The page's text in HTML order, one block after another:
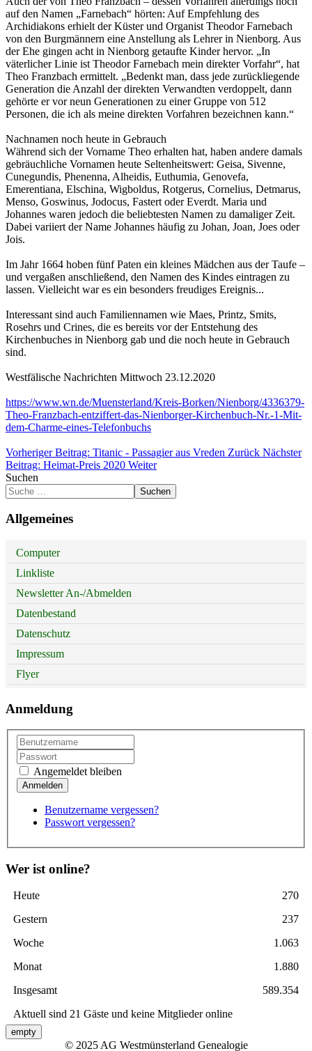
auf den Namen „Farnebach“ hörten: Auf Empfehlung des
Archidiakons erhielt der Küster und Organist Theodor Farnebach
von den Burgmännern eine Anstellung als Lehrer in Nienborg. Aus
der Ehe gingen acht in Nienborg getaufte Kinder hervor. „In
väterlicher Linie ist Theodor Farnebach mein direkter Vorfahr“, hat
Theo Franzbach ermittelt. „Bedenkt man, dass jede zurückliegende
Generation die Anzahl der direkten Verwandten verdoppelt, dann
gehörte er vor neun Generationen zu einer Gruppe von 512
Personen, die ich als meine direkten Vorfahren bezeichnen kann.“
Nachnamen noch heute in Gebrauch
Während sich der Vorname Theo erhalten hat, haben andere damals
gebräuchliche Vornamen heute Seltenheitswert: Geisa, Sivenne,
Cunegundis, Phenenna, Alheidis, Euthumia, Genovefa,
Emerentiana, Elschina, Wigboldus, Rotgerus, Cornelius, Detmarus,
Menso, Goswinus, Jodocus, Fastert oder Everdt. Maria und
Johannes waren jedoch die beliebtesten Namen zu damaliger Zeit.
Dabei variiert der Name Johannes häufig zu Johan, Joan, Joes oder
Jois.
Im Jahr 1664 hoben fünf Paten ein kleines Mädchen aus der Taufe –
und vergaßen anschließend, den Namen des Kindes eintragen zu
lassen. Vielleicht war es ein besonders freudiges Ereignis...
Interessant sind auch Familiennamen wie Maes, Printz, Smits,
Rosehrs und Crines, die es bereits vor der Entstehung des
Kirchenbuches in Nienborg gab und die noch heute in Gebrauch
sind.
Westfälische Nachrichten Mittwoch 23.12.2020
https://www.wn.de/Muensterland/Kreis-Borken/Nienborg/4336379-
Theo-Franzbach-entziffert-das-Nienborger-Kirchenbuch-Nr.-1-Mit-
dem-Charme-eines-Telefonbuchs
Vorheriger Beitrag: Titanic - Passagier aus Vreden Zurück Nächster
Beitrag: Heimat-Preis 2020 Weiter
Suchen
Suchen
Allgemeines
Computer
Linkliste
Newsletter An-/Abmelden
Datenbestand
Datenschutz
Impressum
Flyer
Anmeldung
Angemeldet bleiben
Benutzername vergessen?
Passwort vergessen?
Wer ist online?
Heute
270
Gestern
237
Woche
1.063
Monat
1.880
Insgesamt
589.354
Aktuell sind 21 Gäste und keine Mitglieder online
empty
© 2025 AG Westmünsterland Genealogie